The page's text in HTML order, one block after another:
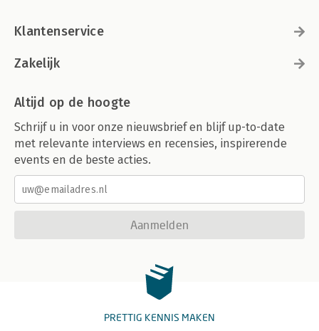
Klantenservice
Zakelijk
Altijd op de hoogte
Schrijf u in voor onze nieuwsbrief en blijf up-to-date
met relevante interviews en recensies, inspirerende
events en de beste acties.
Aanmelden
PRETTIG KENNIS MAKEN